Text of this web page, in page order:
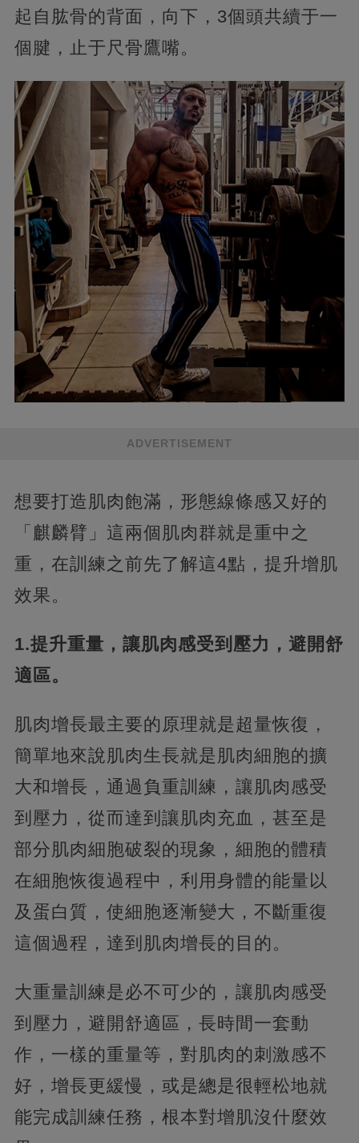
起自肱骨的背面，向下，3個頭共續于一
個腱，止于尺骨鷹嘴。
ADVERTISEMENT
想要打造肌肉飽滿，形態線條感又好的
「麒麟臂」這兩個肌肉群就是重中之
重，在訓練之前先了解這4點，提升增肌
效果。
1.提升重量，讓肌肉感受到壓力，避開舒
適區。
肌肉增長最主要的原理就是超量恢復，
簡單地來說肌肉生長就是肌肉細胞的擴
大和增長，通過負重訓練，讓肌肉感受
到壓力，從而達到讓肌肉充血，甚至是
部分肌肉細胞破裂的現象，細胞的體積
在細胞恢復過程中，利用身體的能量以
及蛋白質，使細胞逐漸變大，不斷重復
這個過程，達到肌肉增長的目的。
大重量訓練是必不可少的，讓肌肉感受
到壓力，避開舒適區，長時間一套動
作，一樣的重量等，對肌肉的刺激感不
好，增長更緩慢，或是總是很輕松地就
能完成訓練任務，根本對增肌沒什麼效